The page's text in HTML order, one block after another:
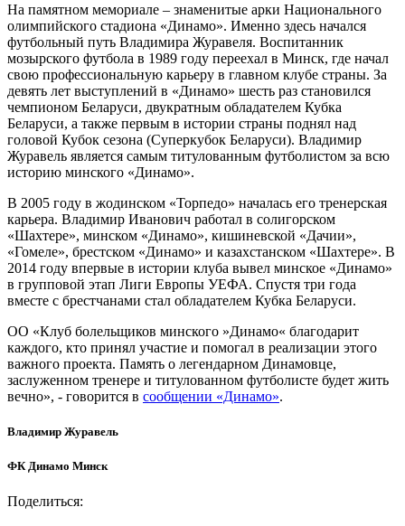
На памятном мемориале – знаменитые арки Национального
олимпийского стадиона «Динамо». Именно здесь начался
футбольный путь Владимира Журавеля. Воспитанник
мозырского футбола в 1989 году переехал в Минск, где начал
свою профессиональную карьеру в главном клубе страны. За
девять лет выступлений в «Динамо» шесть раз становился
чемпионом Беларуси, двукратным обладателем Кубка
Беларуси, а также первым в истории страны поднял над
головой Кубок сезона (Суперкубок Беларуси). Владимир
Журавель является самым титулованным футболистом за всю
историю минского «Динамо».
В 2005 году в жодинском «Торпедо» началась его тренерская
карьера. Владимир Иванович работал в солигорском
«Шахтере», минском «Динамо», кишиневской «Дачии»,
«Гомеле», брестском «Динамо» и казахстанском «Шахтере». В
2014 году впервые в истории клуба вывел минское «Динамо»
в групповой этап Лиги Европы УЕФА. Спустя три года
вместе с брестчанами стал обладателем Кубка Беларуси.
ОО «Клуб болельщиков минского »Динамо« благодарит
каждого, кто принял участие и помогал в реализации этого
важного проекта. Память о легендарном Динамовце,
заслуженном тренере и титулованном футболисте будет жить
вечно», - говорится в сообщении «Динамо».
Владимир Журавель
ФК Динамо Минск
Поделиться: